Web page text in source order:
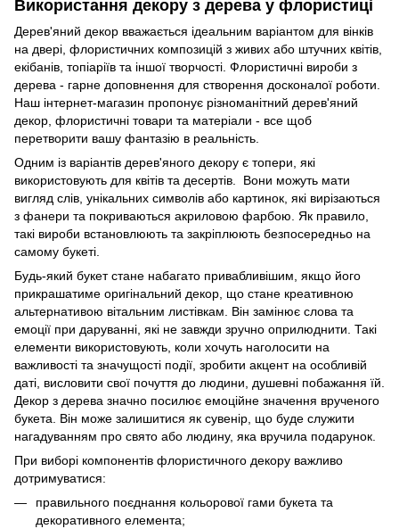
Використання декору з дерева у флористиці
Дерев'яний декор вважається ідеальним варіантом для вінків
на двері, флористичних композицій з живих або штучних квітів,
екібанів, топіаріїв та іншої творчості. Флористичні вироби з
дерева - гарне доповнення для створення досконалої роботи.
Наш інтернет-магазин пропонує різноманітний дерев'яний
декор, флористичні товари та матеріали - все щоб
перетворити вашу фантазію в реальність.
Одним із варіантів дерев'яного декору є топери, які
використовують для квітів та десертів. Вони можуть мати
вигляд слів, унікальних символів або картинок, які вирізаються
з фанери та покриваються акриловою фарбою. Як правило,
такі вироби встановлюють та закріплюють безпосередньо на
самому букеті.
Будь-який букет стане набагато привабливішим, якщо його
прикрашатиме оригінальний декор, що стане креативною
альтернативою вітальним листівкам. Він замінює слова та
емоції при даруванні, які не завжди зручно оприлюднити. Такі
елементи використовують, коли хочуть наголосити на
важливості та значущості події, зробити акцент на особливій
даті, висловити свої почуття до людини, душевні побажання їй.
Декор з дерева значно посилює емоційне значення врученого
букета. Він може залишитися як сувенір, що буде служити
нагадуванням про свято або людину, яка вручила подарунок.
При виборі компонентів флористичного декору важливо
дотримуватися:
правильного поєднання кольорової гами букета та
декоративного елемента;